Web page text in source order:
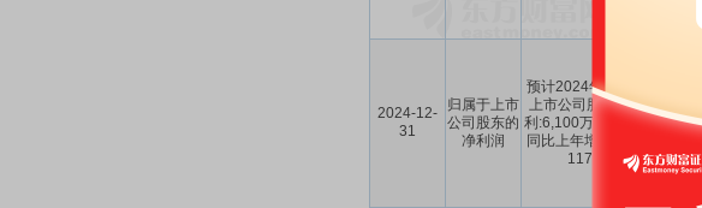
2024-12-
31
归属于上市
公司股东的
净利润
预计2024年1-12月归属于
上市公司股东的净利润盈
利:6,100万元至8,600万元,
同比上年增长:801.57%至
1171.06%。